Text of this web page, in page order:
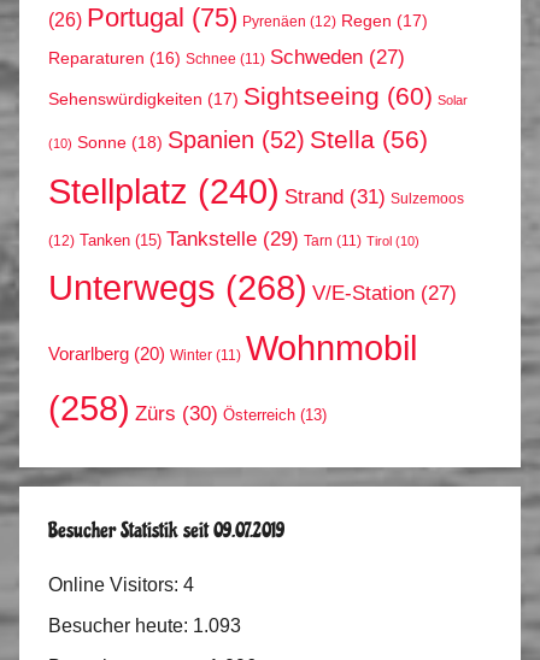
(26) Portugal (75) Pyrenäen (12) Regen (17)
Reparaturen (16) Schnee (11) Schweden (27)
Sehenswürdigkeiten (17) Sightseeing (60) Solar
(10) Sonne (18) Spanien (52) Stella (56)
Stellplatz (240) Strand (31) Sulzemoos
(12) Tanken (15) Tankstelle (29) Tarn (11) Tirol (10)
Unterwegs (268) V/E-Station (27)
Vorarlberg (20) Winter (11) Wohnmobil
(258) Zürs (30) Österreich (13)
Besucher Statistik seit 09.07.2019
Online Visitors: 4
Besucher heute: 1.093